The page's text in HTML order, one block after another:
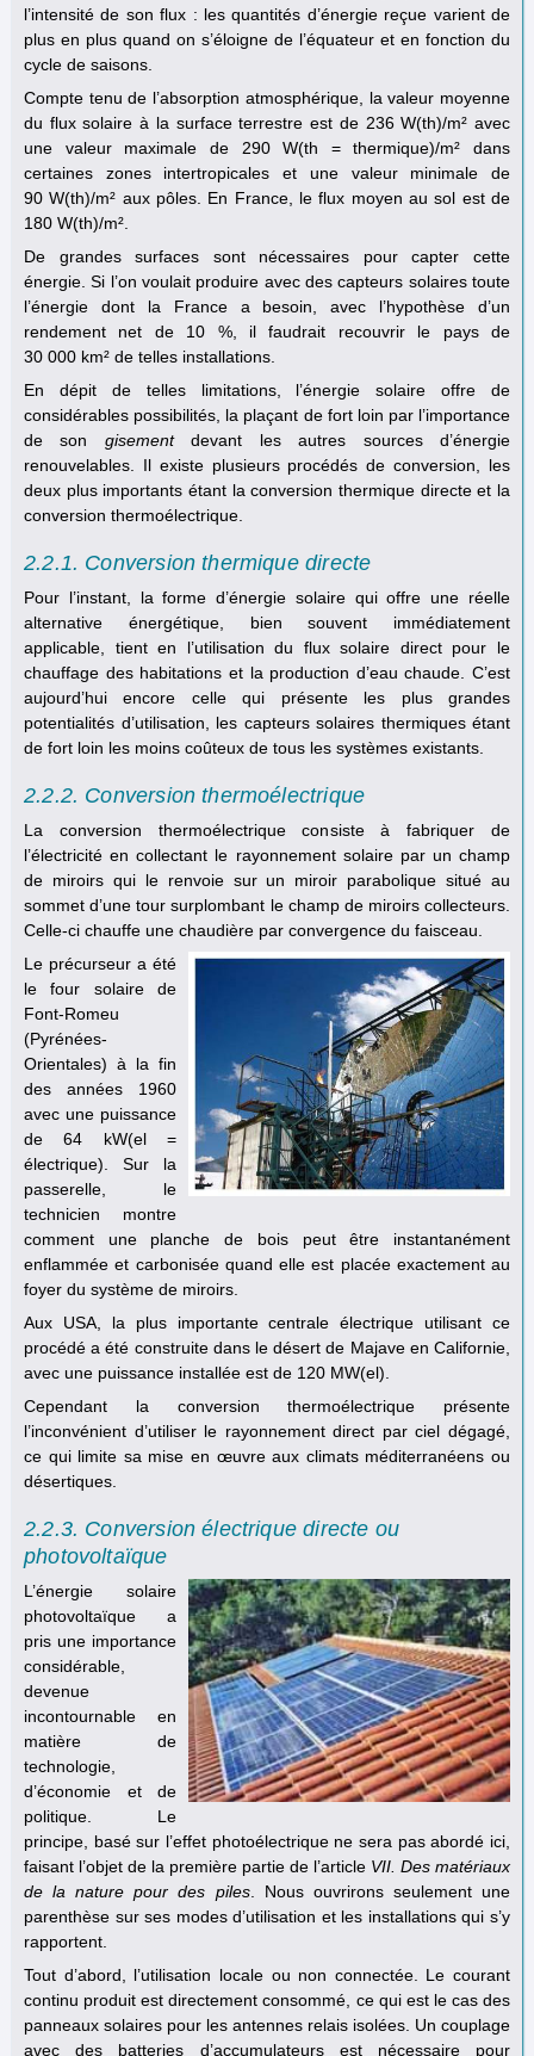
l’intensité de son flux : les quantités d’énergie reçue varient de
plus en plus quand on s’éloigne de l’équateur et en fonction du
cycle de saisons.
Compte tenu de l’absorption atmosphérique, la valeur moyenne
du flux solaire à la surface terrestre est de 236 W(th)/m² avec
une valeur maximale de 290 W(th = thermique)/m² dans
certaines zones intertropicales et une valeur minimale de
90 W(th)/m² aux pôles. En France, le flux moyen au sol est de
180 W(th)/m².
De grandes surfaces sont nécessaires pour capter cette
énergie. Si l’on voulait produire avec des capteurs solaires toute
l’énergie dont la France a besoin, avec l’hypothèse d’un
rendement net de 10 %, il faudrait recouvrir le pays de
30 000 km² de telles installations.
En dépit de telles limitations, l’énergie solaire offre de
considérables possibilités, la plaçant de fort loin par l’importance
de son gisementdevant les autres sources d’énergie
renouvelables. Il existe plusieurs procédés de conversion, les
deux plus importants étant la conversion thermique directe et la
conversion thermoélectrique.
2.2.1. Conversion thermique directe
Pour l’instant, la forme d’énergie solaire qui offre une réelle
alternative énergétique, bien souvent immédiatement
applicable, tient en l’utilisation du flux solaire direct pour le
chauffage des habitations et la production d’eau chaude. C’est
aujourd’hui encore celle qui présente les plus grandes
potentialités d’utilisation, les capteurs solaires thermiques étant
de fort loin les moins coûteux de tous les systèmes existants.
2.2.2. Conversion thermoélectrique
La conversion thermoélectrique consiste à fabriquer de
l’électricité en collectant le rayonnement solaire par un champ
de miroirs qui le renvoie sur un miroir parabolique situé au
sommet d’une tour surplombant le champ de miroirs collecteurs.
Celle-ci chauffe une chaudière par convergence du faisceau.
Le précurseur a été
le four solaire de
Font-Romeu
(Pyrénées-
Orientales) à la fin
des années 1960
avec une puissance
de 64 kW(el =
électrique). Sur la
passerelle, le
technicien montre
comment une planche de bois peut être instantanément
enflammée et carbonisée quand elle est placée exactement au
foyer du système de miroirs.
Aux USA, la plus importante centrale électrique utilisant ce
procédé a été construite dans le désert de Majave en Californie,
avec une puissance installée est de 120 MW(el).
Cependant la conversion thermoélectrique présente
l’inconvénient d’utiliser le rayonnement direct par ciel dégagé,
ce qui limite sa mise en œuvre aux climats méditerranéens ou
désertiques.
2.2.3. Conversion électrique directe ou
photovoltaïque
L’énergie solaire
photovoltaïque a
pris une importance
considérable,
devenue
incontournable en
matière de
technologie,
d’économie et de
politique. Le
principe, basé sur l’effet photoélectrique ne sera pas abordé ici,
faisant l’objet de la première partie de l’article VII. Des matériaux
de la nature pour des piles. Nous ouvrirons seulement une
parenthèse sur ses modes d’utilisation et les installations qui s’y
rapportent.
Tout d’abord, l’utilisation locale ou non connectée. Le courant
continu produit est directement consommé, ce qui est le cas des
panneaux solaires pour les antennes relais isolées. Un couplage
avec des batteries d’accumulateurs est nécessaire pour